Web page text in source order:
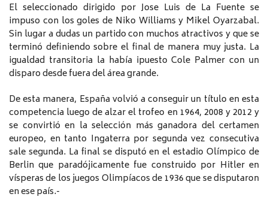
El seleccionado dirigido por Jose Luis de La Fuente se
impuso con los goles de Niko Williams y Mikel Oyarzabal.
Sin lugar a dudas un partido con muchos atractivos y que se
terminó definiendo sobre el final de manera muy justa. La
igualdad transitoria la había ipuesto Cole Palmer con un
disparo desde fuera del área grande.
De esta manera, España volvió a conseguir un título en esta
competencia luego de alzar el trofeo en 1964, 2008 y 2012 y
se convirtió en la selección más ganadora del certamen
europeo, en tanto Ingaterra por segunda vez consecutiva
sale segunda. La final se disputó en el estadio Olímpico de
Berlin que paradójicamente fue construido por Hitler en
vísperas de los juegos Olimpíacos de 1936 que se disputaron
en ese país.-